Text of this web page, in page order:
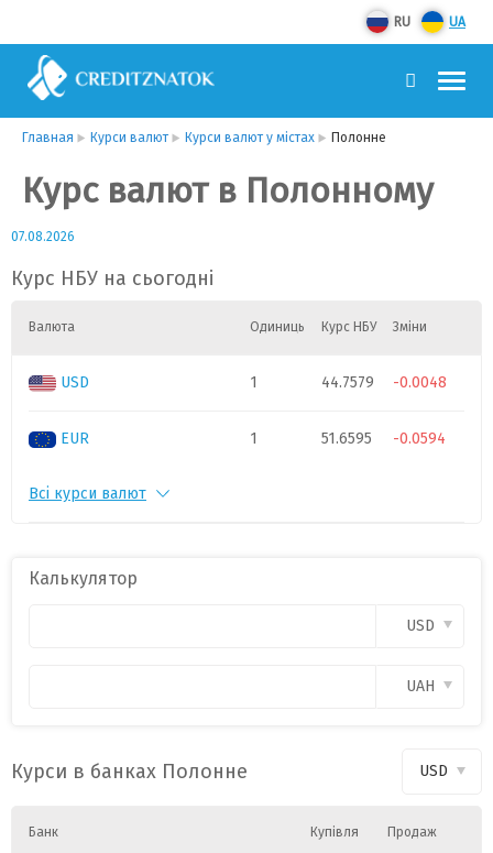
RU UA
Главная Курси валют Курси валют у містах Полонне
Курс валют в Полонному
07.08.2026
Курс НБУ на сьогодні
Валюта Одиниць Курс НБУ Зміни
USD 1 44.7579 -0.0048
EUR 1 51.6595 -0.0594
CHF
Всі курси валют
Калькулятор
USD
UAH
Курси в банках Полонне USD
Банк Купівля Продаж